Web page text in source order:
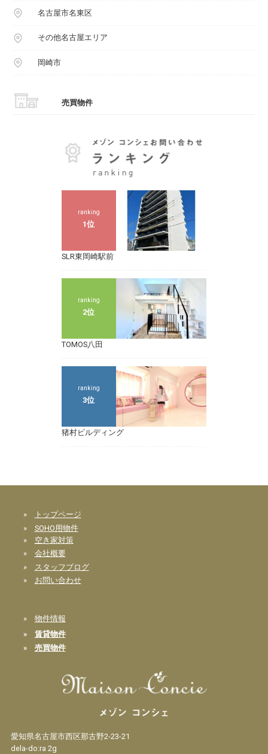
名古屋市名東区
その他名古屋エリア
岡崎市
売買物件
ranking
1位
SLR東岡崎駅前
ranking
2位
TOMOS八田
ranking
3位
猪村ビルディング
»
トップページ
» SOHO用物件
» 空き家対策
» 会社概要
»
スタッフブログ
» お問い合わせ
» 物件情報
» 賃貸物件
» 売買物件
愛知県名古屋市西区那古野2-23-21
dela-do:ra 2g